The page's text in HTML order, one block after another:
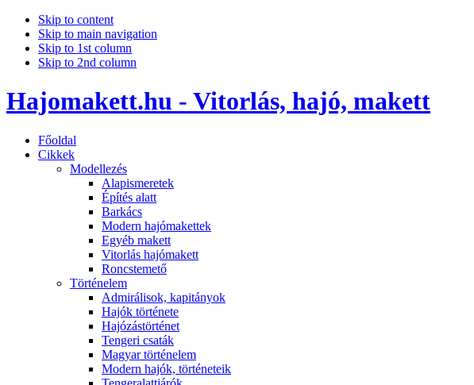
Skip to content
Skip to main navigation
Skip to 1st column
Skip to 2nd column
Hajomakett.hu - Vitorlás, hajó, makett
Főoldal
Cikkek
Modellezés
Alapismeretek
Építés alatt
Barkács
Modern hajómakettek
Egyéb makett
Vitorlás hajómakett
Roncstemető
Történelem
Admirálisok, kapitányok
Hajók története
Hajózástörténet
Tengeri csaták
Magyar történelem
Modern hajók, történeteik